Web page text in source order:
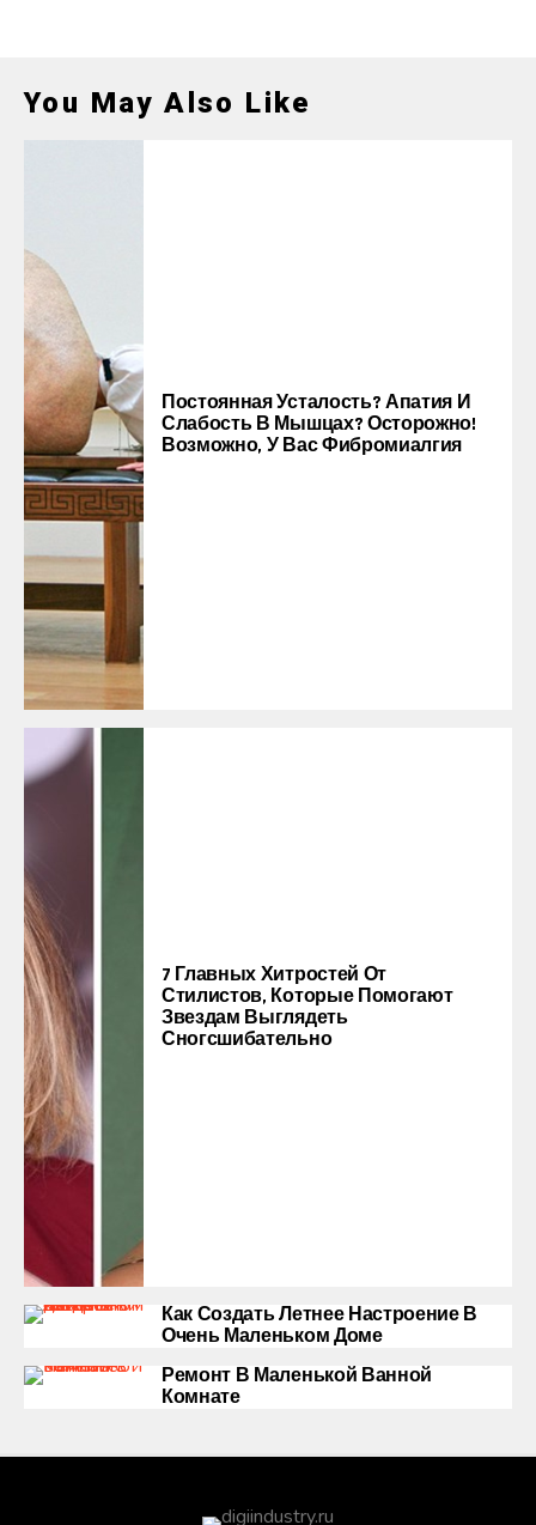
You May Also Like
Постоянная Усталость? Апатия И
Слабость В Мышцах? Осторожно!
Возможно, У Вас Фибромиалгия
7 Главных Хитростей От
Стилистов, Которые Помогают
Звездам Выглядеть
Сногсшибательно
Как Создать Летнее Настроение В
Очень Маленьком Доме
Ремонт В Маленькой Ванной
Комнате